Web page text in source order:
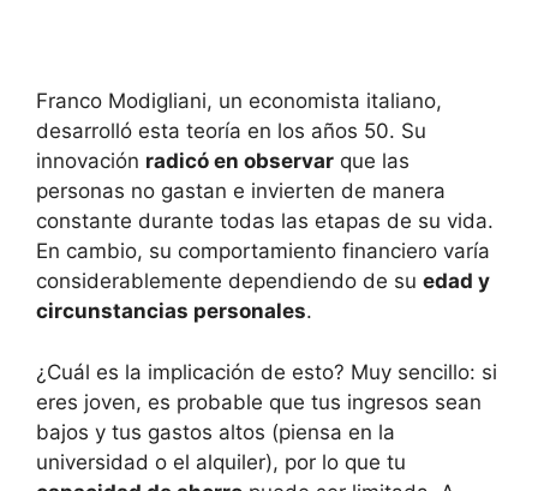
Franco Modigliani, un economista italiano,
desarrolló ⁢esta​ teoría en los años​ 50. Su ​
innovación radicó en observar que las
personas no gastan e invierten de manera
constante durante todas las etapas de su ⁢vida.
En cambio, su ‍comportamiento financiero ⁣varía
considerablemente dependiendo de su edad y
circunstancias personales.
¿Cuál‌ es la implicación de⁣ esto? Muy sencillo: si
eres joven, es probable que tus ingresos sean
bajos y tus gastos ⁣altos (piensa ​en la
universidad⁤ o ⁤el alquiler), por lo que tu ‌